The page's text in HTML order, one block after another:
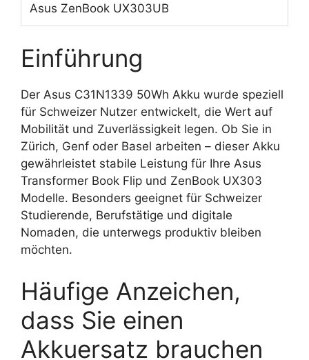
Asus ZenBook UX303UB
Einführung
Der Asus C31N1339 50Wh Akku wurde speziell
für Schweizer Nutzer entwickelt, die Wert auf
Mobilität und Zuverlässigkeit legen. Ob Sie in
Zürich, Genf oder Basel arbeiten – dieser Akku
gewährleistet stabile Leistung für Ihre Asus
Transformer Book Flip und ZenBook UX303
Modelle. Besonders geeignet für Schweizer
Studierende, Berufstätige und digitale
Nomaden, die unterwegs produktiv bleiben
möchten.
Häufige Anzeichen,
dass Sie einen
Akkuersatz brauchen